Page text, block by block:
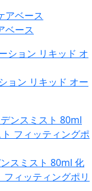
ベース
ョン リキッド オー
スミスト 80ml 化
ィッティングポリ